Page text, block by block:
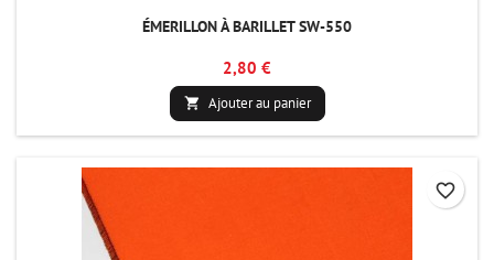
ÉMERILLON À BARILLET SW-550
2,80 €
 Ajouter au panier
favorite_border